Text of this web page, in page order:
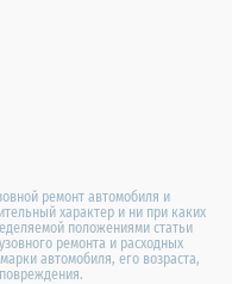
ремонт автомобиля и
характер и ни при каких
положениями статьи
ремонта и расходных
автомобиля, его возраста,